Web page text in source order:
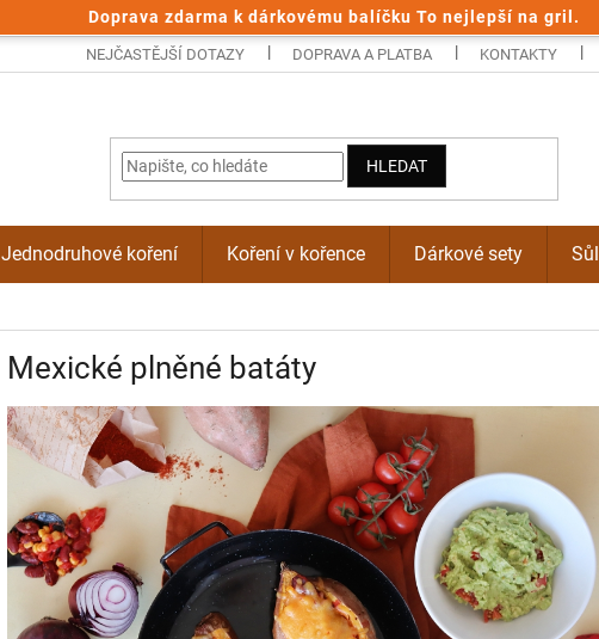
Doprava zdarma k dárkovému balíčku To nejlepší na gril.
NEJČASTĚJŠÍ DOTAZY DOPRAVA A PLATBA KONTAKTY
HLEDAT
Jednodruhové koření Koření v kořence Dárkové sety Sůl
Mexické plněné batáty